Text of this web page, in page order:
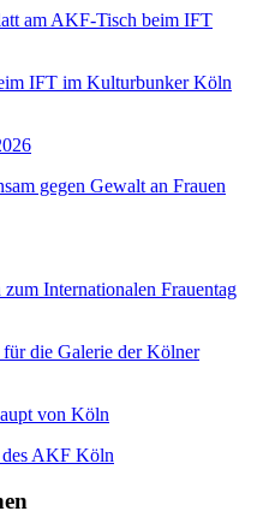
IFT im Kulturbunker Köln
gegen Gewalt an Frauen
Internationalen Frauentag
von Köln
AKF Köln